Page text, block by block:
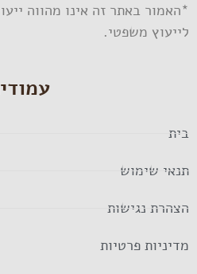
*האמור באתר זה אינו מהווה
לייעוץ משפטי.
בית
תנאי שימוש
הצהרת נגישות
מדיניות פרטיות